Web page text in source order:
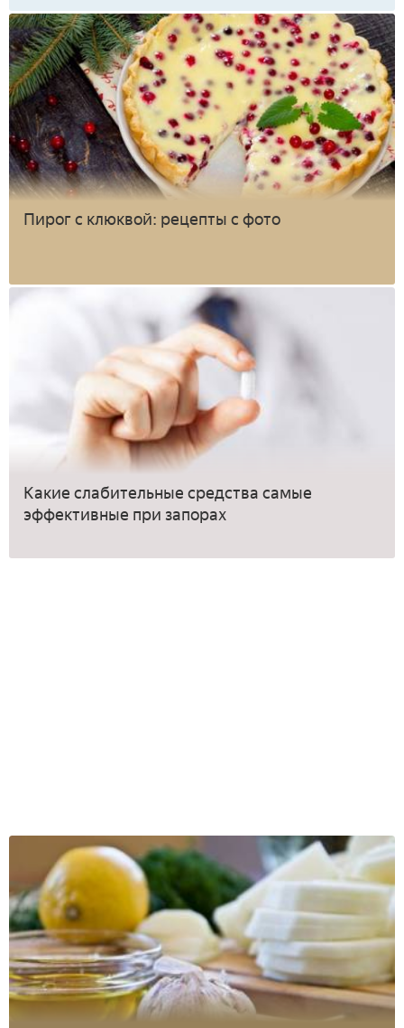
Пирог с клюквой: рецепты с фото
Какие слабительные средства самые
эффективные при запорах